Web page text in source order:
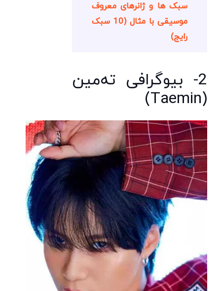
سبک ها و ژانرهای معروف
موسیقی با مثال (10 سبک
رایج)
2- بیوگرافی ته‌مین
(Taemin)